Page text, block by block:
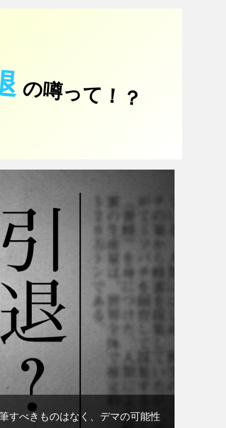
の噂って！？
すべきものはなく、デマの可能性